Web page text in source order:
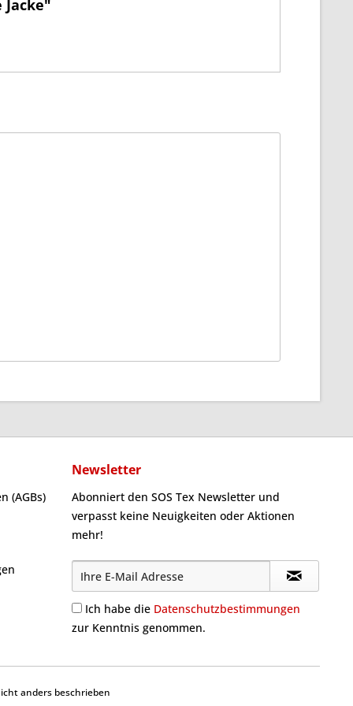
(AGBs)
Newsletter
Abonniert den SOS Tex Newsletter und
verpasst keine Neuigkeiten oder Aktionen
mehr!
Ich habe die Datenschutzbestimmungen
zur Kenntnis genommen.
anders beschrieben